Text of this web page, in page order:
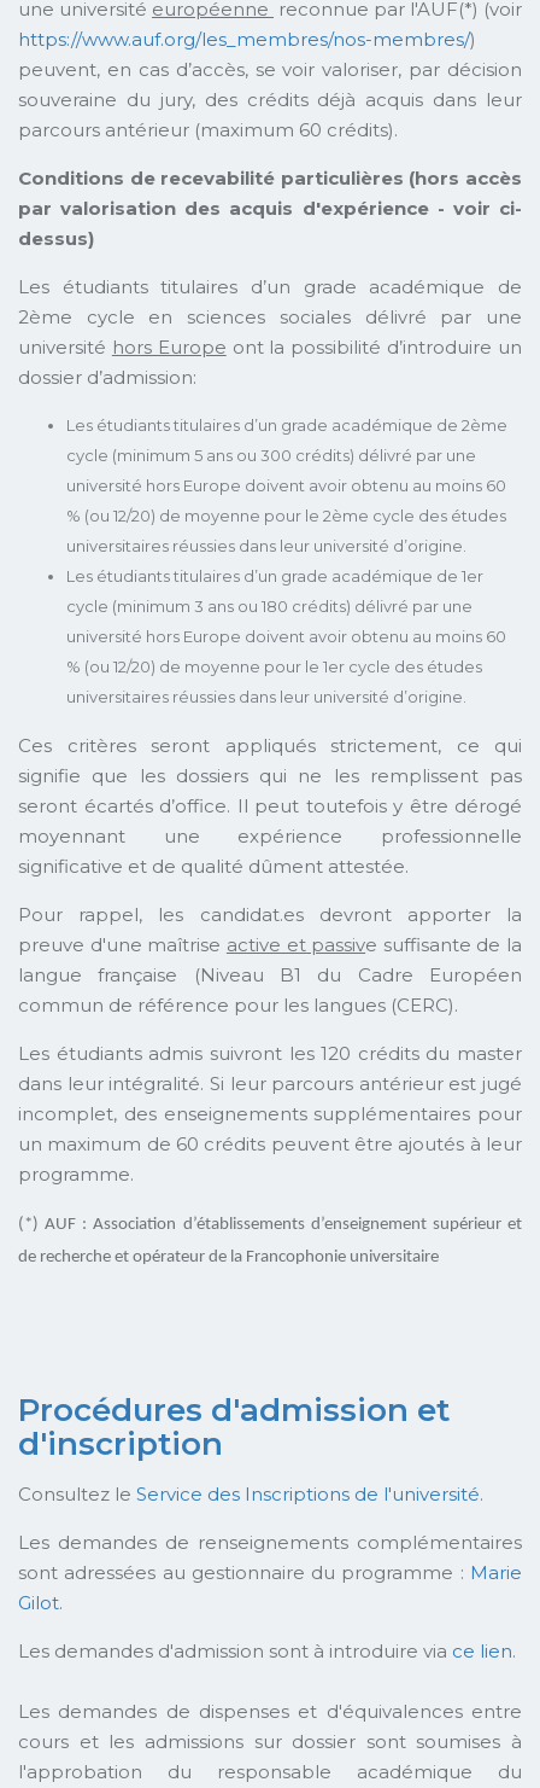
une université européenne reconnue par l'AUF(*) (voir
https://www.auf.org/les_membres/nos-membres/)
peuvent, en cas d’accès, se voir valoriser, par décision
souveraine du jury, des crédits déjà acquis dans leur
parcours antérieur (maximum 60 crédits).
Conditions de recevabilité particulières (hors accès
par valorisation des acquis d'expérience - voir ci-
dessus)
Les étudiants titulaires d’un grade académique de
2ème cycle en sciences sociales délivré par une
université hors Europe ont la possibilité d’introduire un
dossier d’admission:
Les étudiants titulaires d’un grade académique de 2ème
cycle (minimum 5 ans ou 300 crédits) délivré par une
université hors Europe doivent avoir obtenu au moins 60
% (ou 12/20) de moyenne pour le 2ème cycle des études
universitaires réussies dans leur université d’origine.
Les étudiants titulaires d’un grade académique de 1er
cycle (minimum 3 ans ou 180 crédits) délivré par une
université hors Europe doivent avoir obtenu au moins 60
% (ou 12/20) de moyenne pour le 1er cycle des études
universitaires réussies dans leur université d’origine.
Ces critères seront appliqués strictement, ce qui
signifie que les dossiers qui ne les remplissent pas
seront écartés d’office. Il peut toutefois y être dérogé
moyennant une expérience professionnelle
significative et de qualité dûment attestée.
Pour rappel, les candidat.es devront apporter la
preuve d'une maîtrise active et passive suffisante de la
langue française (Niveau B1 du Cadre Européen
commun de référence pour les langues (CERC).
Les étudiants admis suivront les 120 crédits du master
dans leur intégralité. Si leur parcours antérieur est jugé
incomplet, des enseignements supplémentaires pour
un maximum de 60 crédits peuvent être ajoutés à leur
programme.
(*) AUF : Association d’établissements d’enseignement supérieur et
de recherche et opérateur de la Francophonie universitaire
Procédures d'admission et
d'inscription
Consultez le Service des Inscriptions de l'université.
Les demandes de renseignements complémentaires
sont adressées au gestionnaire du programme : Marie
Gilot.
Les demandes d'admission sont à introduire via ce lien.
Les demandes de dispenses et d'équivalences entre
cours et les admissions sur dossier sont soumises à
l'approbation du responsable académique du